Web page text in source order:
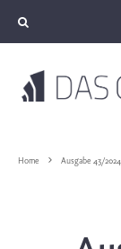
Home Ausgabe 43/2024